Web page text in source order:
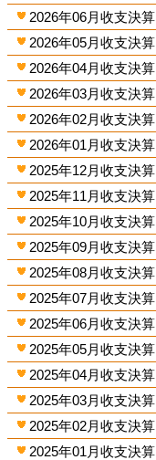
2026年06月收支決算
2026年05月收支決算
2026年04月收支決算
2026年03月收支決算
2026年02月收支決算
2026年01月收支決算
2025年12月收支決算
2025年11月收支決算
2025年10月收支決算
2025年09月收支決算
2025年08月收支決算
2025年07月收支決算
2025年06月收支決算
2025年05月收支決算
2025年04月收支決算
2025年03月收支決算
2025年02月收支決算
2025年01月收支決算